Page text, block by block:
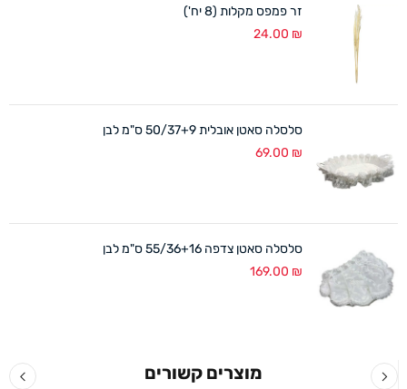
זר פמפס מקלות (8 יח')
24.00 ₪
סלסלה סאטן אובלית 50/37+9 ס"מ לבן
69.00 ₪
סלסלה סאטן צדפה 55/36+16 ס"מ לבן
169.00 ₪
מוצרים קשורים